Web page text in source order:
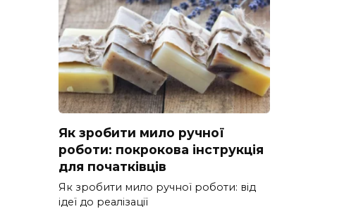
Як зробити мило ручної
роботи: покрокова інструкція
для початківців
Як зробити мило ручної роботи: від
ідеї до реалізації